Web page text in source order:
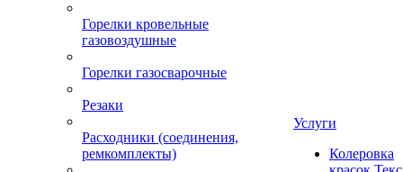
Горелки кровельные
газовоздушные
Горелки газосварочные
Резаки
Расходники (соединения,
ремкомплекты)
Услуги
Колеровка